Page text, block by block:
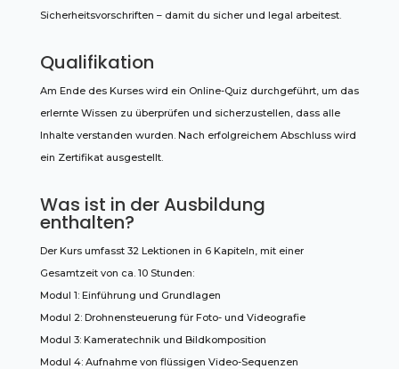
Sicherheitsvorschriften – damit du sicher und legal arbeitest.
Qualifikation
Am Ende des Kurses wird ein Online-Quiz durchgeführt, um das
erlernte Wissen zu überprüfen und sicherzustellen, dass alle
Inhalte verstanden wurden. Nach erfolgreichem Abschluss wird
ein Zertifikat ausgestellt.
Was ist in der Ausbildung
enthalten?
Der Kurs umfasst 32 Lektionen in 6 Kapiteln, mit einer
Gesamtzeit von ca. 10 Stunden:
Modul 1: Einführung und Grundlagen
Modul 2: Drohnensteuerung für Foto- und Videografie
Modul 3: Kameratechnik und Bildkomposition
Modul 4: Aufnahme von flüssigen Video-Sequenzen